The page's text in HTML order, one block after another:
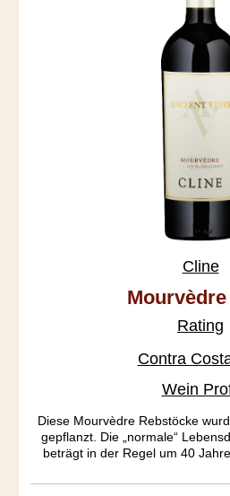
Cline
Mourvèdre
Rating
Contra
Wein
Diese Mourvèdre Rebstöcke
gepflanzt. Die „normale“
beträgt in der Regel um 40
Ausnahmeweines ist die